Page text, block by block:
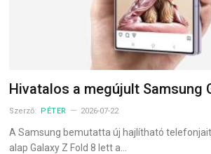
Hivatalos a megújult Samsung
Szerző: PÉTER 2026-07-22
A Samsung bemutatta új hajlítható
alap Galaxy Z Fold 8 lett a…